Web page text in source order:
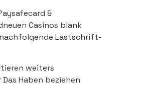
&
Casinos blank
Lastschrift-
weiters
Haben beziehen